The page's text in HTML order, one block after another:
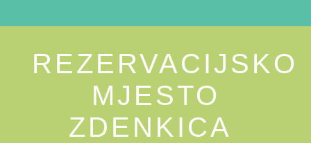
REZERVACIJSKO
MJESTO
ZDENKICA